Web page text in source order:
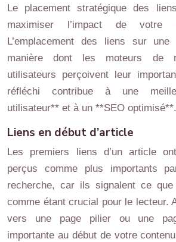
Le placement stratégique des
maximiser l’impact de votre
L’emplacement des liens sur
manière dont les moteurs de
utilisateurs perçoivent leur
réfléchi contribue à une
utilisateur** et à un **SEO optimisé**.
Liens en début d’article
Les premiers liens d’un article
perçus comme plus importants
recherche, car ils signalent ce que
comme étant crucial pour le lecteur.
vers une page pilier ou une
importante au début de votre